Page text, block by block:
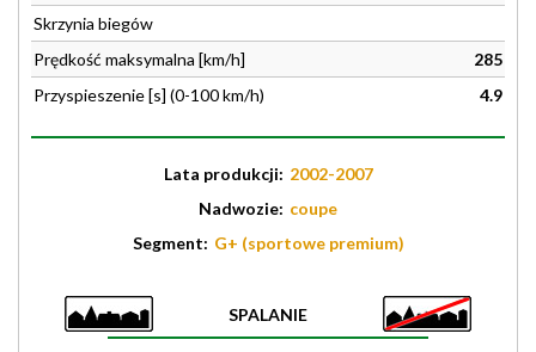
Skrzynia biegów
Prędkość maksymalna [km/h]
285
Przyspieszenie [s] (0-100 km/h)
4.9
Lata produkcji: 2002-2007
Nadwozie: coupe
Segment: G+ (sportowe premium)
SPALANIE